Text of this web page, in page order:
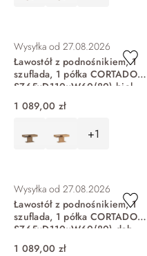
Wysyłka od 27.08.2026
Ławostół z podnośnikiem, 1
szuflada, 1 półka CORTADO
SZ65xD110xW60(80) biel
alpejska CRTT04
1 089,00 zł
+1
Wysyłka od 27.08.2026
Ławostół z podnośnikiem, 1
szuflada, 1 półka CORTADO
SZ65xD110xW60(80) dąb
artisan CRTT04
1 089,00 zł